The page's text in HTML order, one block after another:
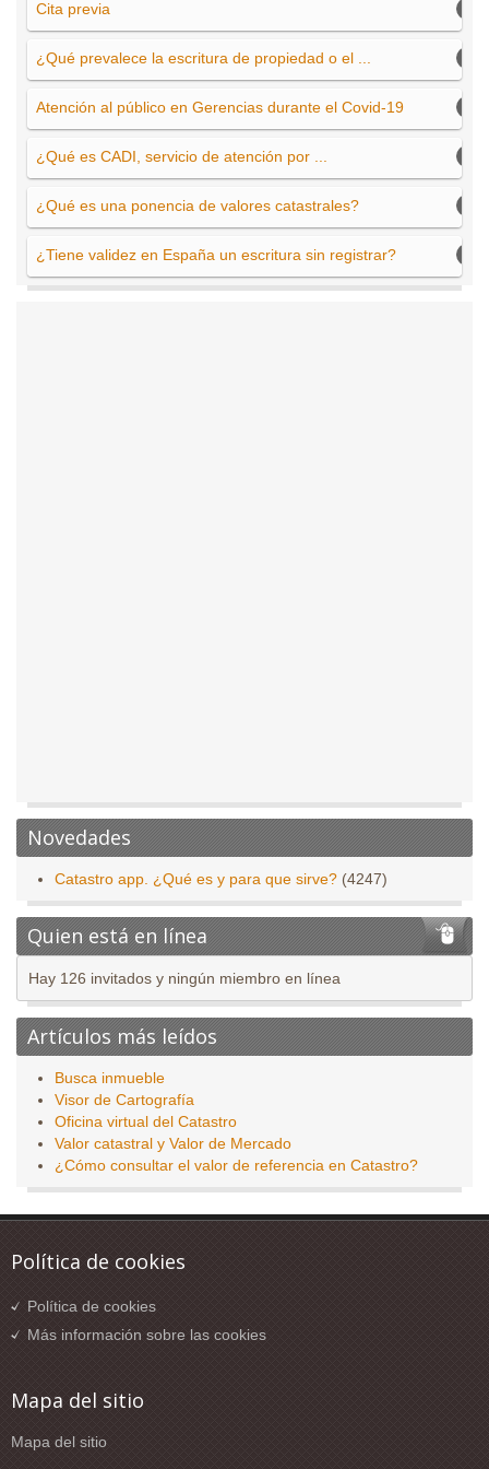
Cita previa
¿Qué prevalece la escritura de propiedad o el ...
Atención al público en Gerencias durante el Covid-19
¿Qué es CADI, servicio de atención por ...
¿Qué es una ponencia de valores catastrales?
¿Tiene validez en España un escritura sin registrar?
Novedades
Catastro app. ¿Qué es y para que sirve? (4247)
Quien está en línea
Hay 126 invitados y ningún miembro en línea
Artículos más leídos
Busca inmueble
Visor de Cartografía
Oficina virtual del Catastro
Valor catastral y Valor de Mercado
¿Cómo consultar el valor de referencia en Catastro?
Política de cookies
Política de cookies
Más información sobre las cookies
Mapa del sitio
Mapa del sitio